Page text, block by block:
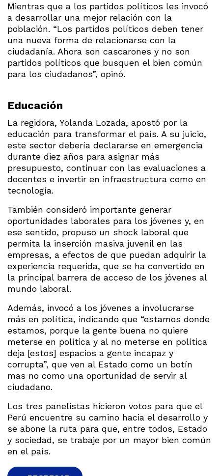
Mientras que a los partidos políticos les invocó
a desarrollar una mejor relación con la
población. “Los partidos políticos deben tener
una nueva forma de relacionarse con la
ciudadanía. Ahora son cascarones y no son
partidos políticos que busquen el bien común
para los ciudadanos”, opinó.
Educación
La regidora, Yolanda Lozada, apostó por la
educación para transformar el país. A su juicio,
este sector debería declararse en emergencia
durante diez años para asignar más
presupuesto, continuar con las evaluaciones a
docentes e invertir en infraestructura como en
tecnología.
También consideró importante generar
oportunidades laborales para los jóvenes y, en
ese sentido, propuso un shock laboral que
permita la inserción masiva juvenil en las
empresas, a efectos de que puedan adquirir la
experiencia requerida, que se ha convertido en
la principal barrera de acceso de los jóvenes al
mundo laboral.
Además, invocó a los jóvenes a involucrarse
más en política, indicando que “estamos donde
estamos, porque la gente buena no quiere
meterse en política y al no meterse en política
deja [estos] espacios a gente incapaz y
corrupta”, que ven al Estado como un botín
mas no como una oportunidad de servir al
ciudadano.
Los tres panelistas hicieron votos para que el
Perú encuentre su camino hacia el desarrollo y
se abone la ruta para que, entre todos, Estado
y sociedad, se trabaje por un mayor bien común
en el país.